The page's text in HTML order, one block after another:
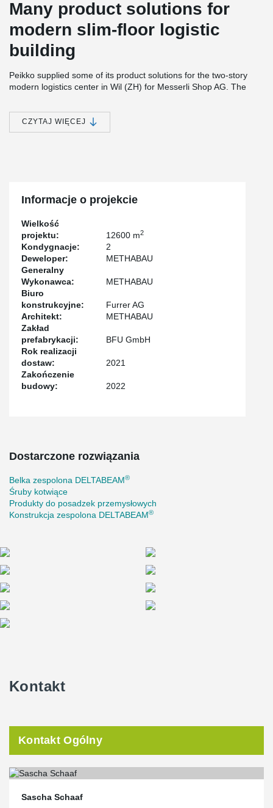
Many product solutions for
modern slim-floor logistic
building
Peikko supplied some of its product solutions for the two-story
modern logistics center in Wil (ZH) for Messerli Shop AG. The
Frame system solution, consisting of composite beams and
composite steel columns. The floor area measures 70 x 100
meters.
special static systems.
Peikko also supplied anchor bolts and the TERAJOINT® free
movement joint system. This provides durable edge protection for
heavy-duty floors.
CZYTAJ WIĘCEJ
Informacje o projekcie
Wielkość
projektu:
12600 m2
Kondygnacje:
2
Deweloper:
METHABAU
Generalny
Wykonawca:
METHABAU
Biuro
konstrukcyjne:
Furrer AG
Architekt:
METHABAU
Zakład
prefabrykacji:
BFU GmbH
Rok realizacji
dostaw:
2021
Zakończenie
budowy:
2022
Dostarczone rozwiązania
Belka zespolona DELTABEAM®
Śruby kotwiące
Produkty do posadzek przemysłowych
Konstrukcja zespolona DELTABEAM®
Kontakt
Kontakt Ogólny
Sascha Schaaf